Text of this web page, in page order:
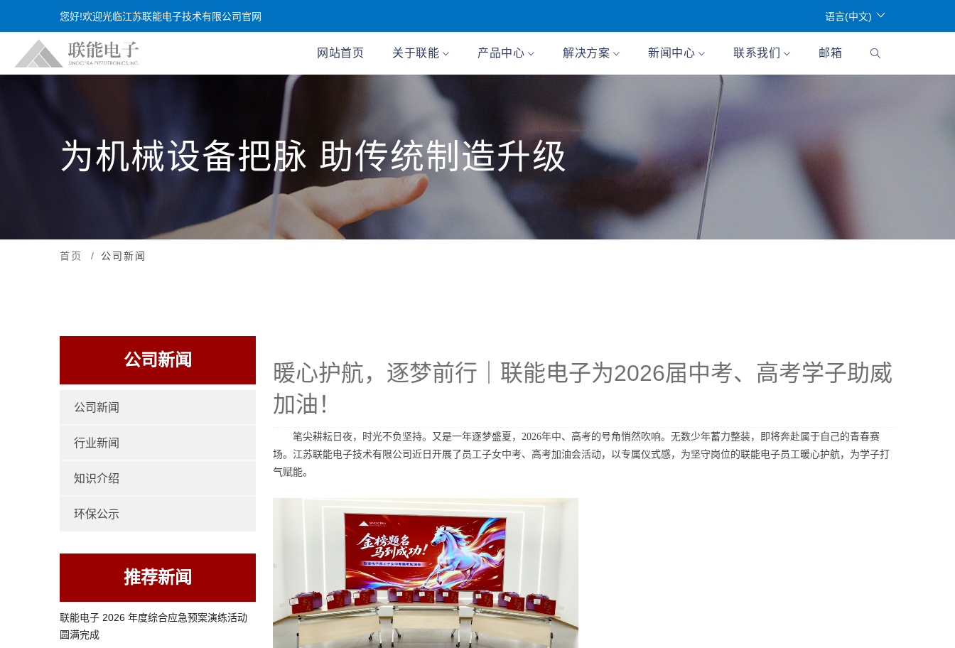
您好!欢迎光临江苏联能电子技术有限公司官网 语言(中文)
网站首页 关于联能 产品中心 解决方案 新闻中心 联系我们 邮箱
为机械设备把脉 助传统制造升级
首页 公司新闻
暖心护航，逐梦前行｜联能电子为2026届中考、高考学子助威
加油！
笔尖耕耘日夜，时光不负坚持。又是一年逐梦盛夏， 2026年中、高考的号角悄然吹响。无数少年蓄力整装，即将奔赴属于自己的青春赛
场。江苏联能电子技术有限公司近日开展了员工子女中考、高考加油会活动，以专属仪式感，为坚守岗位的联能电子员工暖心护航，为学子打
气赋能。
公司新闻
公司新闻
行业新闻
知识介绍
环保公示
推荐新闻
联能电子 2026 年度综合应急预案演练活动
圆满完成